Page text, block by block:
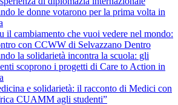
le donne votarono per la prima volta in
il cambiamento che vuoi vedere nel mondo:
con CCWW di Selvazzano Dentro
la solidarietà incontra la scuola: gli
scoprono i progetti di Care to Action in
e solidarietà: il racconto di Medici con
CUAMM agli studenti”